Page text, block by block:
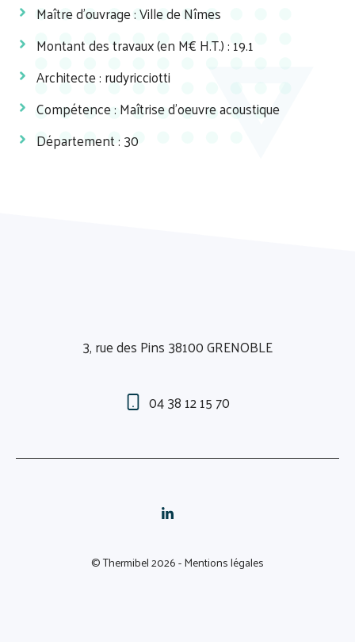
Maître d'ouvrage : Ville de Nîmes
Montant des travaux (en M€ H.T.) : 19.1
Architecte : rudyricciotti
Compétence : Maîtrise d'oeuvre acoustique
Département : 30
3, rue des Pins 38100 GRENOBLE
04 38 12 15 70
© Thermibel 2026 -Mentions légales